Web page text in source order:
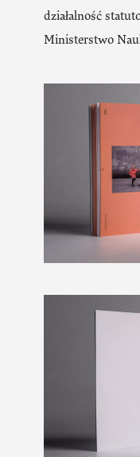
działalność
Ministerstwo